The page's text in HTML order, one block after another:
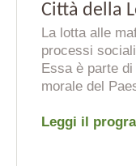
Città della
La lotta alle
processi
Essa è parte
morale del
Leggi il